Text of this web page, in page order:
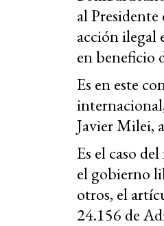
al Presidente
acción ilegal
en beneficio
Es en este
Javier Milei,
Es el caso
el gobierno
otros, el
24.156 de